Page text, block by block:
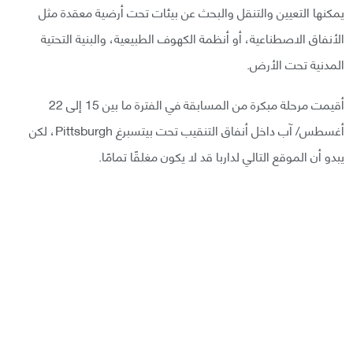
يمكنها التعيين والتنقل والبحث عن بيئات تحت أرضية معقدة مثل
الأنفاق الاصطناعية، أو أنظمة الكهوف الطبيعية، والبنية التحتية
المدنية تحت الأرض.
أقيمت مرحلة مبكرة من المسابقة في الفترة ما بين 15 إلى 22
أغسطس/ آب داخل أنفاق التنقيب تحت بيتسبرغ Pittsburgh، لكن
يبدو أن الموقع التالي لداربا قد لا يكون مغلقًا تمامًا.